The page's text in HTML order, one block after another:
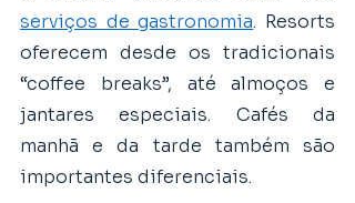
serviços de gastronomia. Resorts
oferecem desde os tradicionais
“coffee breaks”, até almoços e
jantares especiais. Cafés da
manhã e da tarde também são
importantes diferenciais.